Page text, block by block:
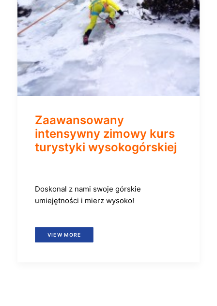
Zaawansowany
intensywny zimowy kurs
turystyki wysokogórskiej
Doskonal z nami swoje górskie
umiejętności i mierz wysoko!
VIEW MORE